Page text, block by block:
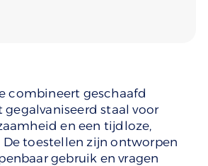
combineert geschaafd
staal voor
en een tijdloze,
toestellen zijn ontworpen
gebruik en vragen